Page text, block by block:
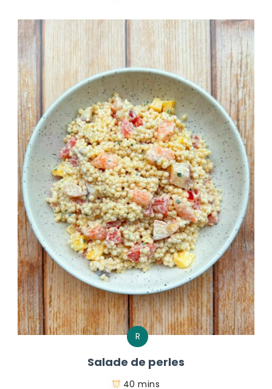
R
Salade de perles
40 mins